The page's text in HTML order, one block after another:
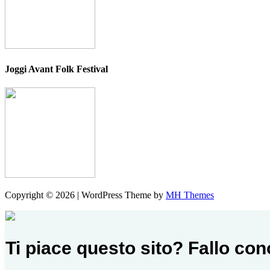
Joggi Avant Folk Festival
Copyright © 2026 | WordPress Theme by MH Themes
Ti piace questo sito? Fallo